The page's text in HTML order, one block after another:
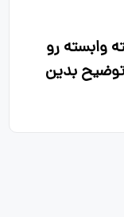
وابسته رو
بدین